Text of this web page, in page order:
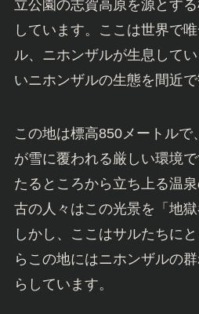
立公園の志賀高原を源とす
しています。ここは世界で
ル、ニホンザルが生息して
いニホンザルの生態を間近で
この地は標高850メートルで
が雪に覆われる厳しい環境
たるところから立ち上る温
古の人々はこの光景を「地獄
しかし、ここはサルたちに
らこの地にはニホンザルの
らしています。